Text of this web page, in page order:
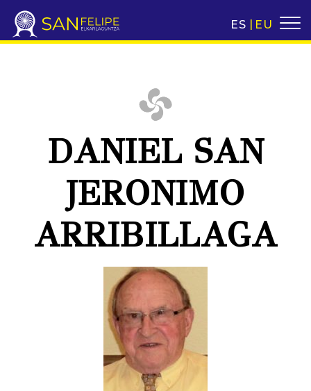
ES EU
DANIEL SAN
JERONIMO
ARRIBILLAGA